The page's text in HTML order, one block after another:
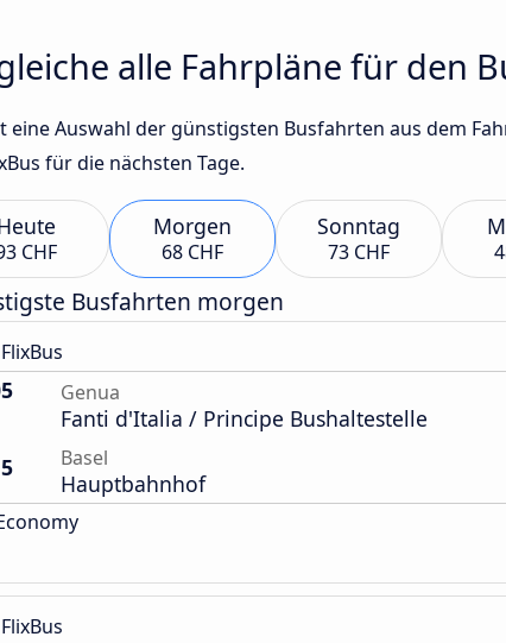
alle Fahrpläne für den
eine Auswahl der günstigsten Busfahrten aus dem
für die nächsten Tage.
CHF
Morgen
68 CHF
Sonntag
73 CHF
Busfahrten morgen
FlixBus
Genua
Fanti d'Italia / Principe Bushaltestelle
Basel
Hauptbahnhof
FlixBus